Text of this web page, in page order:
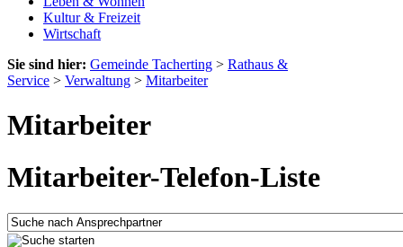
Kultur & Freizeit
Wirtschaft
Sie sind hier: Gemeinde Tacherting > Rathaus &
Service > Verwaltung > Mitarbeiter
Mitarbeiter
Mitarbeiter-Telefon-Liste